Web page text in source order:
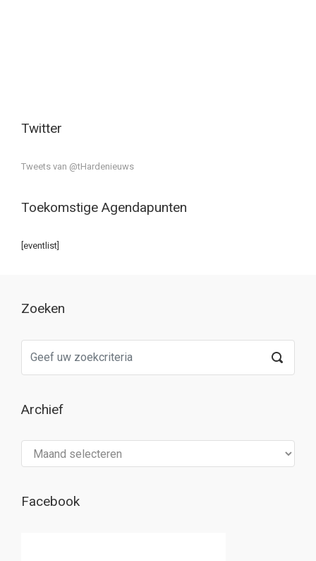
Twitter
Tweets van @tHardenieuws
Toekomstige Agendapunten
[eventlist]
Zoeken
Archief
Facebook